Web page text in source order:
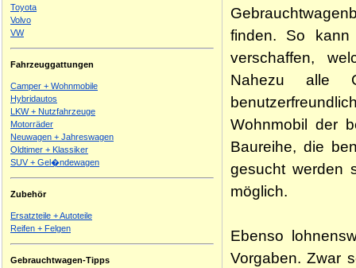
Toyota
Volvo
VW
Fahrzeuggattungen
Camper + Wohnmobile
Hybridautos
LKW + Nutzfahrzeuge
Motorräder
Neuwagen + Jahreswagen
Oldtimer + Klassiker
SUV + Gel�ndewagen
Zubehör
Ersatzteile + Autoteile
Reifen + Felgen
Gebrauchtwagen-Tipps
finden. So
verschaffen,
Nahezu alle
Wohnmobil der
Baureihe, die
gesucht werden
möglich.
Ebenso
Vorgaben. Zwar